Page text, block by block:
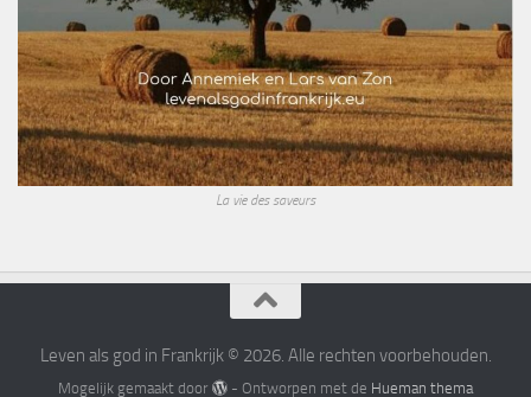
La vie des saveurs
Leven als god in Frankrijk © 2026. Alle rechten voorbehouden.
Mogelijk gemaakt door - Ontworpen met de Hueman thema